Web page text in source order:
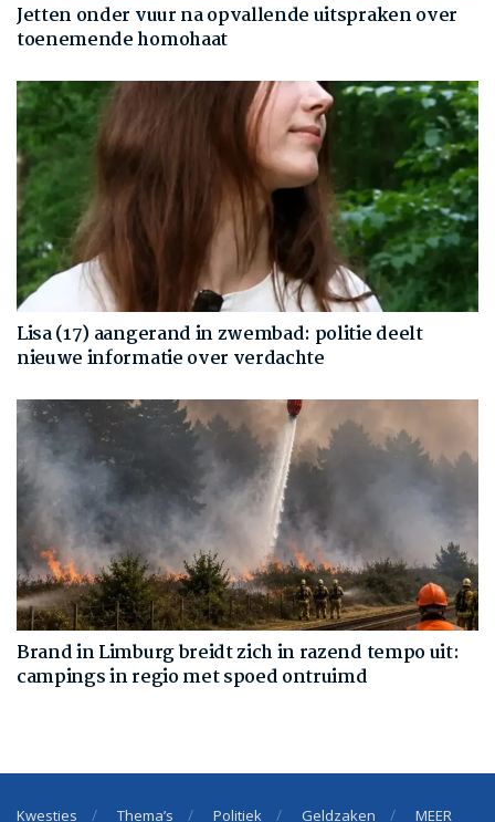
Jetten onder vuur na opvallende uitspraken over
toenemende homohaat
Lisa (17) aangerand in zwembad: politie deelt
nieuwe informatie over verdachte
Brand in Limburg breidt zich in razend tempo uit:
campings in regio met spoed ontruimd
Kwesties Thema’s Politiek Geldzaken MEER